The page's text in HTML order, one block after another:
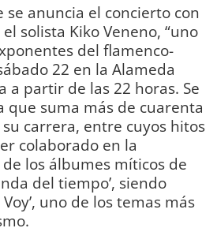
anuncia el concierto con
solista Kiko Veneno, “uno
del flamenco-
22 en la Alameda
a partir de las 22 horas. Se
suma más de cuarenta
carrera, entre cuyos hitos
colaborado en la
los álbumes míticos de
del tiempo’, siendo
uno de los temas más